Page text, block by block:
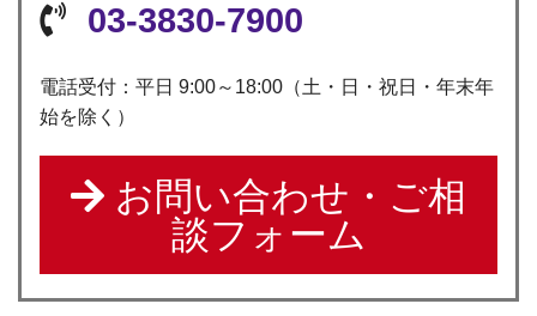
03-3830-7900
電話受付：平日 9:00～18:00（土・日・祝日・年末年
始を除く）
お問い合わせ・ご相
談フォーム